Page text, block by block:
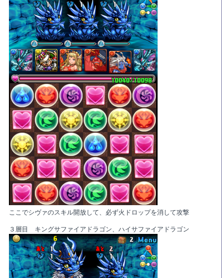
ここでシヴァのスキル開放して、必ず火ドロップを消して攻撃
３層目 キングサファイアドラゴン、ハイサファイアドラゴン